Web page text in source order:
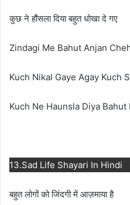
कुछ ने हौंसला दिया बहुत धोखा दे गए
Zindagi Me Bahut Anjan
Kuch Nikal Gaye Agay Kuch
Kuch Ne Haunsla Diya Bahut
13.Sad Life Shayari In Hindi
बहुत लोगों को जिंदगी में आज़माया है